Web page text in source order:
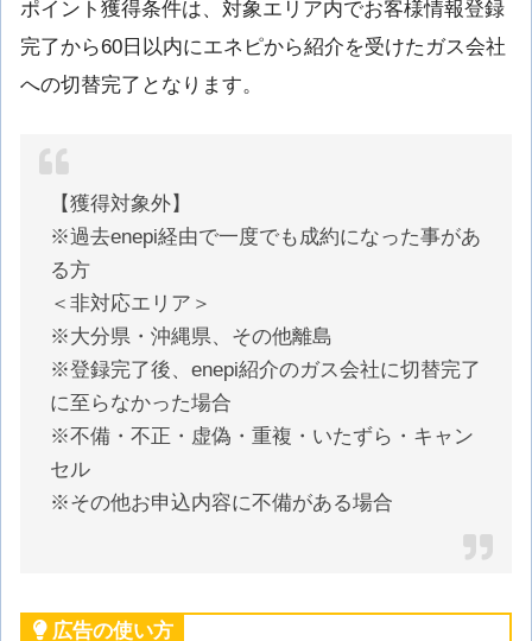
ポイント獲得条件は、対象エリア内でお客様情報登録
完了から60日以内にエネピから紹介を受けたガス会社
への切替完了となります。
【獲得対象外】
※過去enepi経由で一度でも成約になった事があ
る方
＜非対応エリア＞
※大分県・沖縄県、その他離島
※登録完了後、enepi紹介のガス会社に切替完了
に至らなかった場合
※不備・不正・虚偽・重複・いたずら・キャン
セル
※その他お申込内容に不備がある場合
広告の使い方